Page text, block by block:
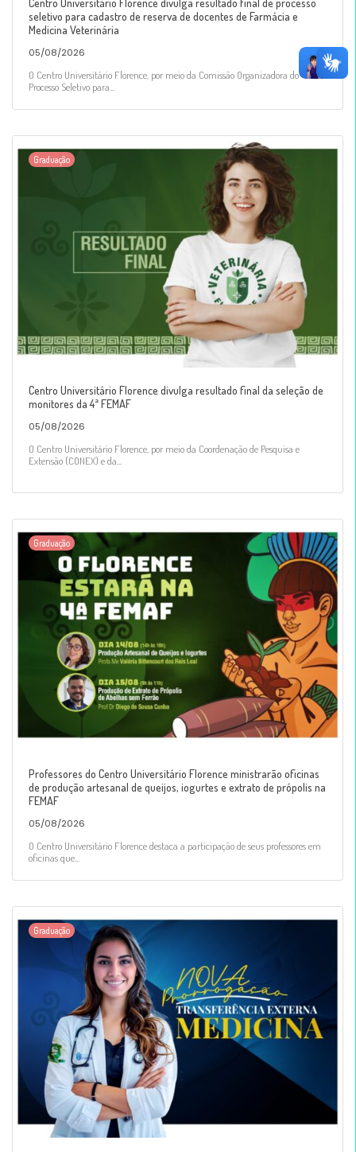
seletivo para cadastro de reserva de docentes de Farmácia e
Medicina Veterinária
05/08/2026
O Centro Universitário Florence, por meio da Comissão Organizadora do
Processo Seletivo para...
Graduação
Centro Universitário Florence divulga resultado final da seleção de
monitores da 4ª FEMAF
05/08/2026
O Centro Universitário Florence, por meio da Coordenação de Pesquisa e
Extensão (CONEX) e da...
Graduação
Professores do Centro Universitário Florence ministrarão oficinas
de produção artesanal de queijos, iogurtes e extrato de própolis na
FEMAF
05/08/2026
O Centro Universitário Florence destaca a participação de seus professores em
oficinas que...
Graduação